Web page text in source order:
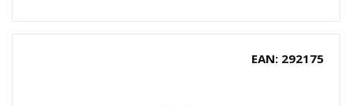
EAN: 292175